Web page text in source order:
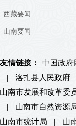
西藏要闻
山南要闻
友情链接： 中国政府
|
洛扎县人民政府
山南市发展和改革委
|
山南市自然资源
山南市统计局
| 山